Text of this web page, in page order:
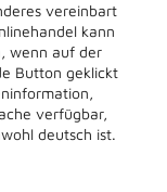
vereinbart
kann
wenn auf der
Button geklickt
verfügbar,
deutsch ist.